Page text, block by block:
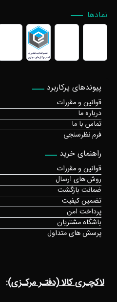
لاکچـری کالا (دفتـر مرکـزی):
پیوندهای پرکاربرد
قوانین و مقررات
درباره ما
تماس با ما
فرم نظرسنجی
راهنمای خرید
قوانین و مقررات
روش های ارسال
ضمانت بازگشت
تضمین کیفیت
پرداخت امن
باشگاه مشتریان
پرسش های متداول
نمادها